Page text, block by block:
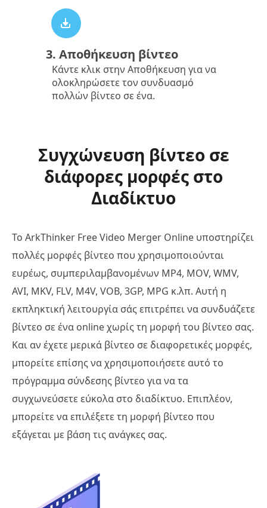
3. Αποθήκευση βίντεο
Κάντε κλικ στην Αποθήκευση για να
ολοκληρώσετε τον συνδυασμό
πολλών βίντεο σε ένα.
Συγχώνευση βίντεο σε
διάφορες μορφές στο
Διαδίκτυο
Το ArkThinker Free Video Merger Online υποστηρίζει
πολλές μορφές βίντεο που χρησιμοποιούνται
ευρέως, συμπεριλαμβανομένων MP4, MOV, WMV,
AVI, MKV, FLV, M4V, VOB, 3GP, MPG κ.λπ. Αυτή η
εκπληκτική λειτουργία σάς επιτρέπει να συνδυάζετε
βίντεο σε ένα online χωρίς τη μορφή του βίντεο σας.
Και αν έχετε μερικά βίντεο σε διαφορετικές μορφές,
μπορείτε επίσης να χρησιμοποιήσετε αυτό το
πρόγραμμα σύνδεσης βίντεο για να τα
συγχωνεύσετε εύκολα στο διαδίκτυο. Επιπλέον,
μπορείτε να επιλέξετε τη μορφή βίντεο που
εξάγεται με βάση τις ανάγκες σας.